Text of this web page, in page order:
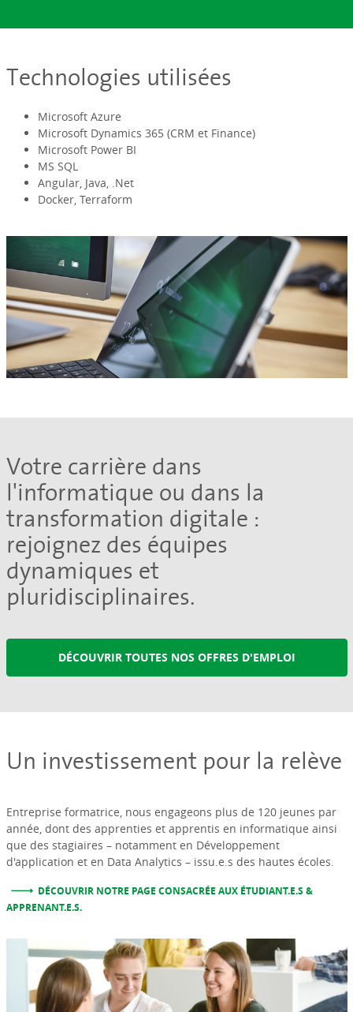
Technologies utilisées
Microsoft Azure
Microsoft Dynamics 365 (CRM et Finance)
Microsoft Power BI
MS SQL
Angular, Java, .Net
Docker, Terraform
Votre carrière dans
l'informatique ou dans la
transformation digitale :
rejoignez des équipes
dynamiques et
pluridisciplinaires.
DÉCOUVRIR TOUTES NOS OFFRES D'EMPLOI
Un investissement pour la relève
Entreprise formatrice, nous engageons plus de 120 jeunes par
année, dont des apprenties et apprentis en informatique ainsi
que des stagiaires – notamment en Développement
d'application et en Data Analytics – issu.e.s des hautes écoles.
DÉCOUVRIR NOTRE PAGE CONSACRÉE AUX ÉTUDIANT.E.S &
APPRENANT.E.S.